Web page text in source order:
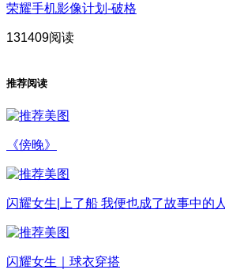
荣耀手机影像计划-破格
131409阅读
推荐阅读
《傍晚》
闪耀女生|上了船 我便也成了故事中的人
闪耀女生｜球衣穿搭